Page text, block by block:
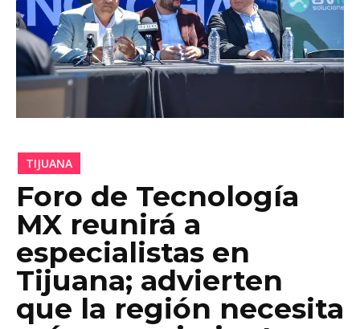
TIJUANA
Foro de Tecnología
MX reunirá a
especialistas en
Tijuana; advierten
que la región necesita